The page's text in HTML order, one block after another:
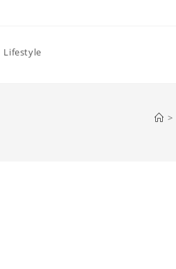
Lifestyle
>